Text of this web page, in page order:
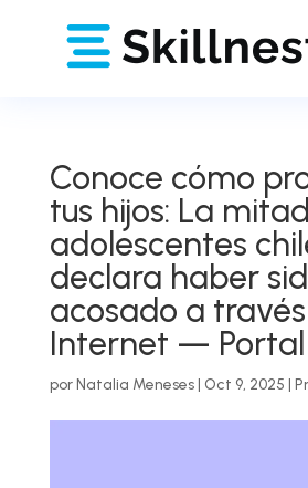
Conoce cómo
tus hijos: La
adolescentes
declara haber
acosado a
Internet —
porNatalia Meneses| Oct 9, 2025 |